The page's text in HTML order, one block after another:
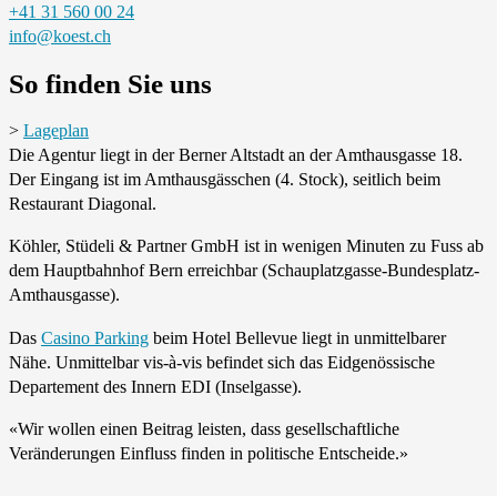
+41 31 560 00 24
info@koest.ch
So finden Sie uns
> Lageplan
Die Agentur liegt in der Berner Altstadt an der Amthaus­gasse 18.
Der Eingang ist im Amthaus­gässchen (4. Stock), seitlich beim
Restaurant Diagonal.
Köhler, Stüdeli & Partner GmbH ist in wenigen Minuten zu Fuss ab
dem Haupt­bahnhof Bern erreichbar (Schau­platz­gasse-Bundes­platz-
Amthaus­gasse).
Das Casino Parking beim Hotel Bellevue liegt in unmittel­barer
Nähe. Unmit­telbar vis-à-vis befindet sich das Eidge­nössische
Departe­ment des Innern EDI (Insel­gasse).
«Wir wollen einen Beitrag leisten, dass gesellschaftliche
Veränderungen Einfluss finden in politische Entscheide.»